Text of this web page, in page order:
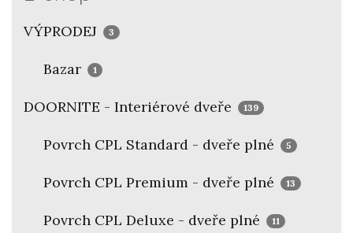
VÝPRODEJ 3
Bazar 1
DOORNITE - Interiérové dveře 139
Povrch CPL Standard - dveře plné 5
Povrch CPL Premium - dveře plné 13
Povrch CPL Deluxe - dveře plné 11